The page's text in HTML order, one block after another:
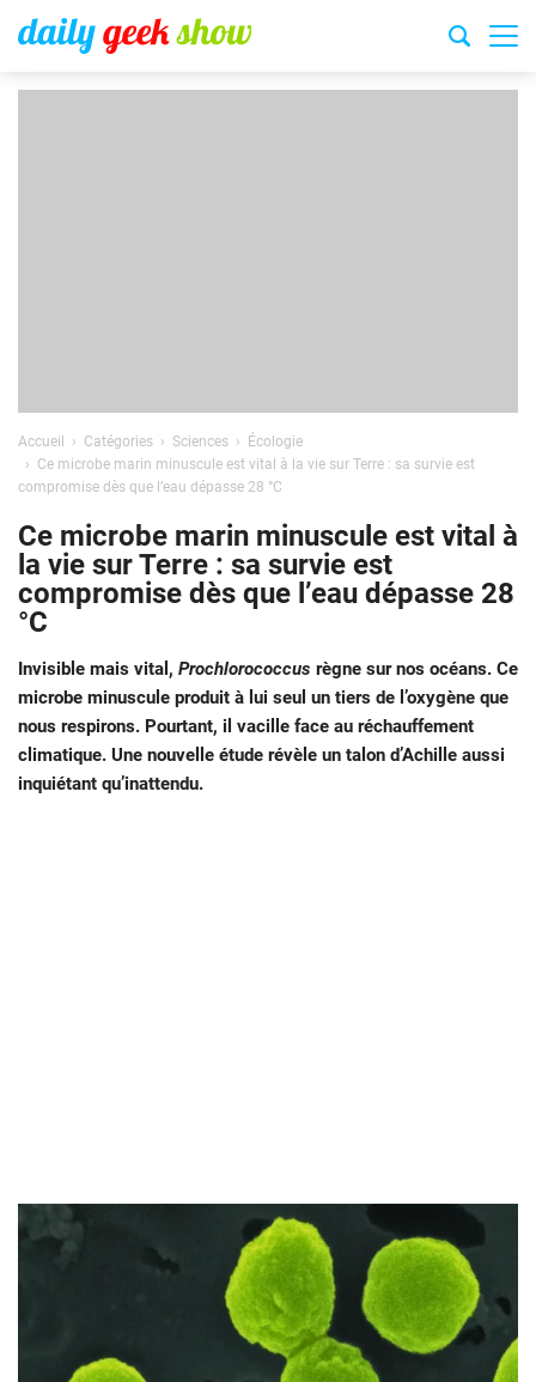
Accueil Catégories Sciences
Écologie
Ce microbe marin minuscule est vital à la vie sur Terre : sa survie est
compromise dès que l’eau dépasse 28 °C
Ce microbe marin minuscule est vital à
la vie sur Terre : sa survie est
compromise dès que l’eau dépasse 28
°C
Invisible mais vital, Prochlorococcus règne sur nos océans. Ce
microbe minuscule produit à lui seul un tiers de l’oxygène que
nous respirons. Pourtant, il vacille face au réchauffement
climatique. Une nouvelle étude révèle un talon d’Achille aussi
inquiétant qu’inattendu.